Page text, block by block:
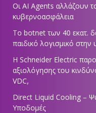
Οι AI Agents αλλάζουν
κυβερνοασφάλεια
Το botnet των 40 εκατ.
παιδικό λογισμικό
Η Schneider Electric
αξιολόγησης του
VDC,
Direct Liquid Cooling –
Υποδομές